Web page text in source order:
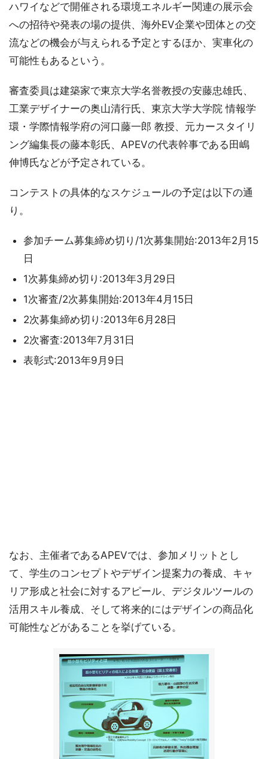
ハワイなどで開催される環境エネルギー関連の展示会
への招待や発表の場の提供、海外EV企業や団体との交
流などの機会が与えられる予定とするほか、実車化の
可能性もあるという。
審査委員は建築家で東京大学名誉教授の安藤忠雄氏、
工業デザイナーの奥山清行氏、東京大学大学院 情報学
環・学際情報学府の河口藤一郎 教授、元カースタイリ
ング編集長の藤本彰氏、APEVの代表幹事である田嶋
伸博氏などが予定されている。
コンテストの具体的なスケジュールの予定は以下の通
り。
参加チーム募集締め切り/1次募集開始:2013年2月15
日
1次募集締め切り:2013年3月29日
1次審査/2次募集開始:2013年4月15日
2次募集締め切り:2013年6月28日
2次審査:2013年7月31日
表彰式:2013年9月9日
なお、主催者であるAPEVでは、参加メリットとし
て、学生のコンセプトやデザイン提案力の養成、キャ
リア形成と社会に対するアピール、デジタルツールの
活用スキル養成、そして将来的にはデザインの商品化
可能性などがあることを挙げている。